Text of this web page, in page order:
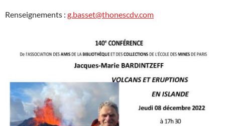
Renseignements : g.basset@thonescdv.com